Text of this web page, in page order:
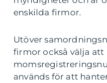
enskilda firmor.
Utöver
firmor också välja att
används för att